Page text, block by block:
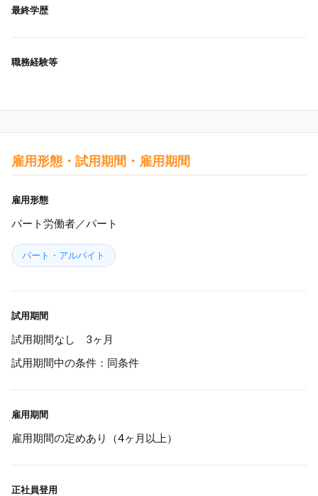
最終学歴
職務経験等
雇用形態・試用期間・雇用期間
雇用形態
パート労働者／パート
パート・アルバイト
試用期間
試用期間なし 3ヶ月
試用期間中の条件：同条件
雇用期間
雇用期間の定めあり（4ヶ月以上）
正社員登用